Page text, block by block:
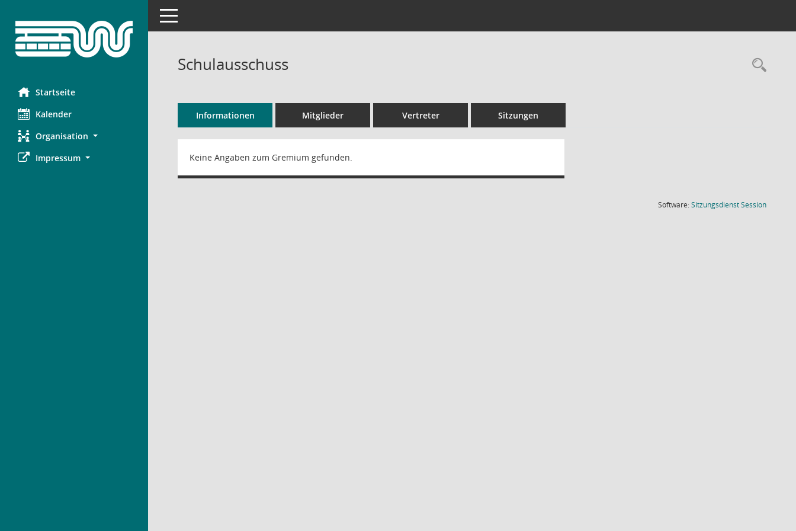
Startseite
Kalender
Organisation
Impressum
Toggle navigation
Schulausschuss
Informationen Mitglieder Vertreter Sitzungen
Keine Angaben zum Gremium gefunden.
Software:SitzungsdienstSession(Wird in